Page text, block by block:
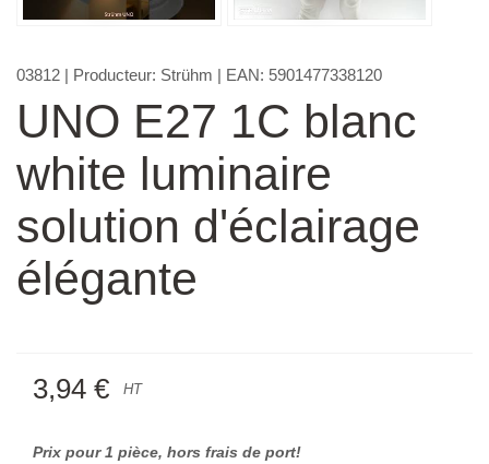
03812 | Producteur: Strühm | EAN: 5901477338120
UNO E27 1C blanc
white luminaire
solution d'éclairage
élégante
3,94 € HT
Prix pour 1 pièce, hors frais de port!